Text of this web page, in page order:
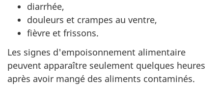
diarrhée,
douleurs et crampes au ventre,
fièvre et frissons.
Les signes d'empoisonnement alimentaire
peuvent apparaître seulement quelques heures
après avoir mangé des aliments contaminés.